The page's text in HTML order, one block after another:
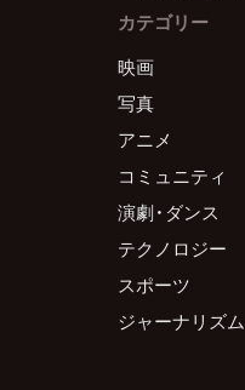
カテゴリー
映画
写真
アニメ
コミュニティ
演劇・ダンス
テクノロジー
スポーツ
ジャーナリズム